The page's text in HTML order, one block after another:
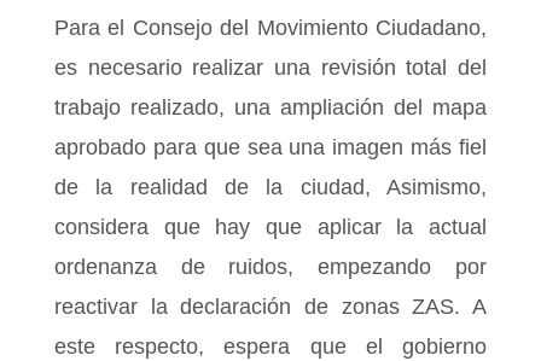
Para el Consejo del Movimiento Ciudadano,
es necesario realizar una revisión total del
trabajo realizado, una ampliación del mapa
aprobado para que sea una imagen más fiel
de la realidad de la ciudad, Asimismo,
considera que hay que aplicar la actual
ordenanza de ruidos, empezando por
reactivar la declaración de zonas ZAS. A
este respecto, espera que el gobierno